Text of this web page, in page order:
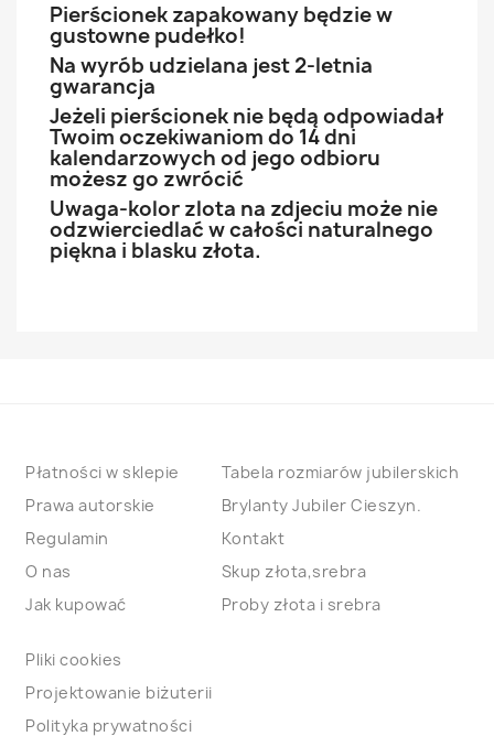
Pierścionek zapakowany będzie w
gustowne pudełko!
Na wyrób udzielana jest 2-letnia
gwarancja
Jeżeli pierścionek nie będą odpowiadał
Twoim oczekiwaniom do 14 dni
kalendarzowych od jego odbioru
możesz go zwrócić
Uwaga-kolor zlota na zdjeciu może nie
odzwierciedlać w całości naturalnego
piękna i blasku złota.
Płatności w sklepie
Prawa autorskie
Regulamin
O nas
Jak kupować
Tabela rozmiarów jubilerskich
Brylanty Jubiler Cieszyn.
Kontakt
Skup złota,srebra
Proby złota i srebra
Pliki cookies
Projektowanie biżuterii
Polityka prywatności